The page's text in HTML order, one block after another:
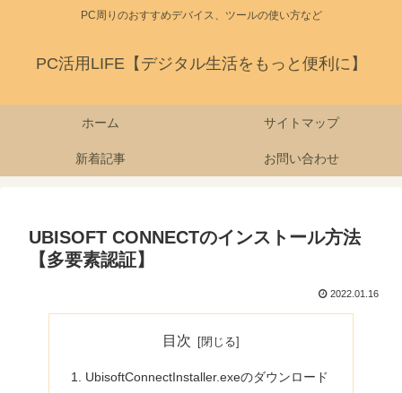
PC周りのおすすめデバイス、ツールの使い方など
PC活用LIFE【デジタル生活をもっと便利に】
ホーム サイトマップ
新着記事 お問い合わせ
UBISOFT CONNECTのインストール方法
【多要素認証】
2022.01.16
目次
UbisoftConnectInstaller.exeのダウンロード